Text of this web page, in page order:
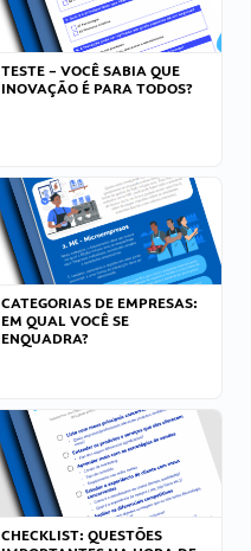
TESTE – VOCÊ SABIA QUE
INOVAÇÃO É PARA TODOS?
CATEGORIAS DE EMPRESAS:
EM QUAL VOCÊ SE
ENQUADRA?
CHECKLIST: QUESTÕES